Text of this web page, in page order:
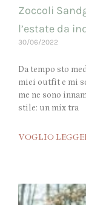
Zoccoli
l’estate da
30/06/2022
Da tempo sto
miei outfit e mi
me ne sono
stile: un mix tra
VOGLIO